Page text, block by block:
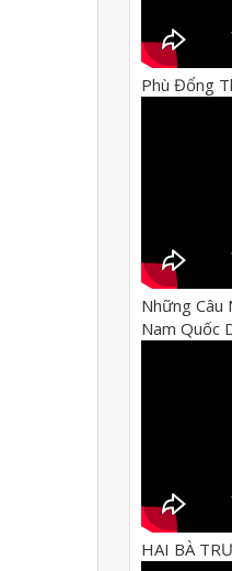
Phù Đổng
Những Câu
Nam Quốc
HAI BÀ